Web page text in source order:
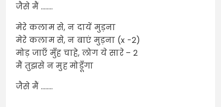
जैसे मैं ……..
मेरे कलाम से, न दायें मुड़ना
मेरे कलाम से, न बाएं मुड़ना (x -2)
मोड़ जाएँ मुँह चाहे, लोग ये सारे – 2
मैं तुझसे न मुह मोडूँगा
जैसे मैं ……..